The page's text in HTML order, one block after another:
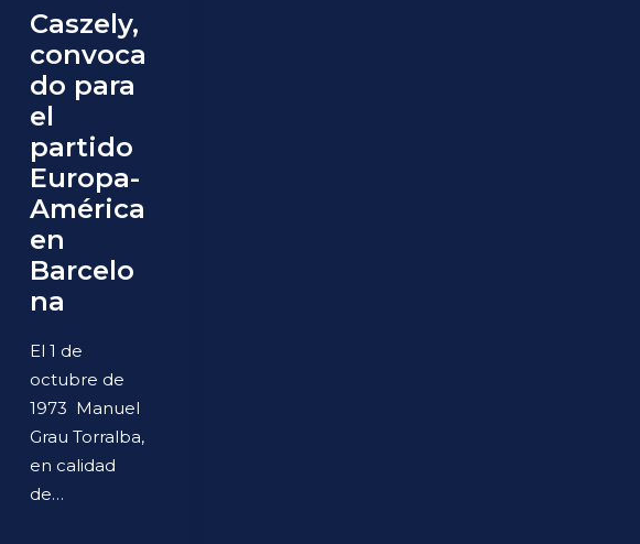
Caszely,
convoca
do para
el
partido
Europa-
América
en
Barcelo
na
El 1 de
octubre de
1973 Manuel
Grau Torralba,
en calidad
de…